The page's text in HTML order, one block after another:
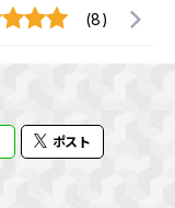
(8)
ポスト